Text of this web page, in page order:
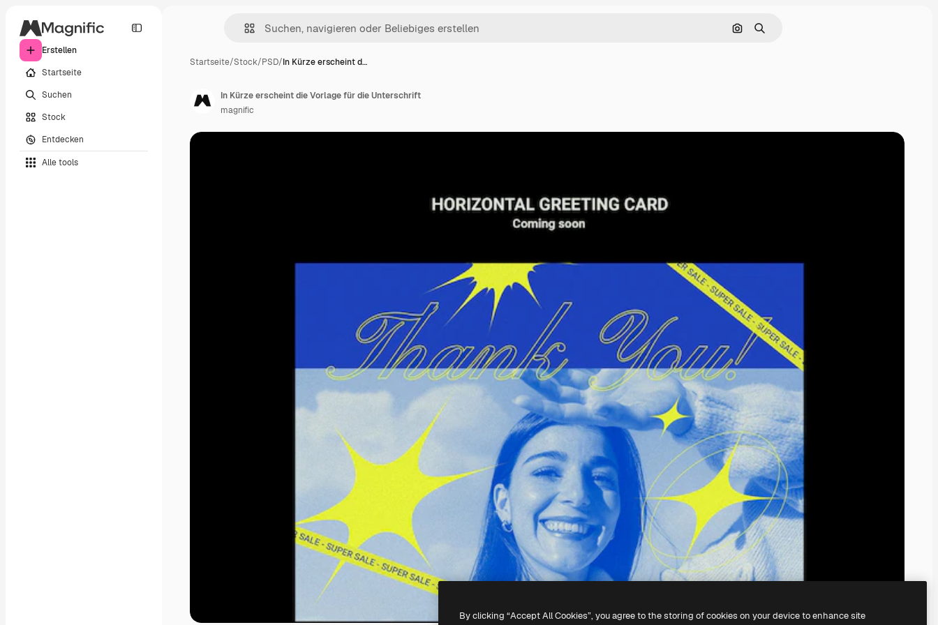
Erstellen
Startseite
Suchen
Stock
Entdecken
Alle tools
Nach Bild suchen
Suchen
Startseite/Stock/PSD/In Kürze erscheint d…
In Kürze erscheint die Vorlage für die Unterschrift
magnific
By clicking “Accept All Cookies”, you agree to the storing of cookies on your device to enhance site